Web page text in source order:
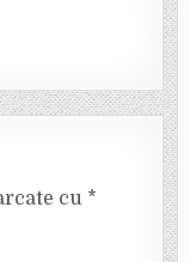
cu *